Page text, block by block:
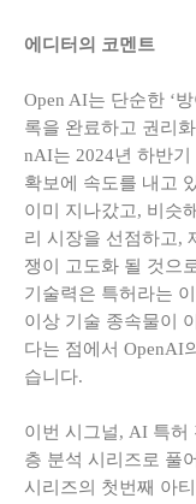
에디터의 코멘트
Open AI는 단순한 ‘
록을 완료하고 권리
nAI는 2024년 하반
확보에 속도를 내고
이미 지나갔고, 비슷
리 시장을 선점하고,
쟁이 고도화 될 것으
기술력은 특허라는
이상 기술 종속물이
다는 점에서 OpenAI
습니다.
이번 시그널, AI 특허
층 분석 시리즈로 풀
시리즈의 첫번째 아